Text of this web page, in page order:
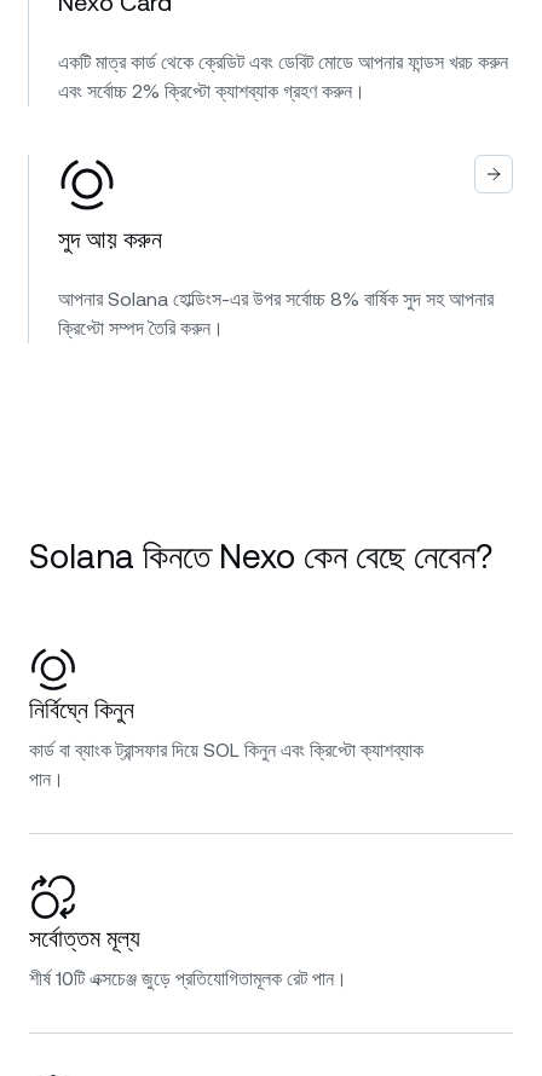
একটি মাত্র কার্ড থেকে ক্রেডিট এবং ডেবিট মোডে আপনার ফান্ডস খরচ করুন
এবং সর্বোচ্চ 2% ক্রিপ্টো ক্যাশব্যাক গ্রহণ করুন।
সুদ আয় করুন
আপনার Solana হোল্ডিংস-এর উপর সর্বোচ্চ 8% বার্ষিক সুদ সহ আপনার
ক্রিপ্টো সম্পদ তৈরি করুন।
Solana কিনতে Nexo কেন বেছে নেবেন?
নির্বিঘ্নে কিনুন
কার্ড বা ব্যাংক ট্রান্সফার দিয়ে SOL কিনুন এবং ক্রিপ্টো ক্যাশব্যাক
পান।
সর্বোত্তম মূল্য
শীর্ষ 10টি এক্সচেঞ্জ জুড়ে প্রতিযোগিতামূলক রেট পান।